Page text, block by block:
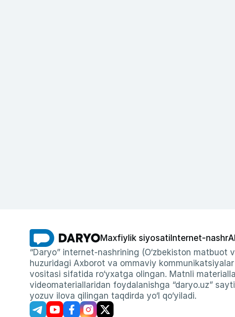
Maxfiylik siyosati Internet-nashr
“Daryo” internet-nashrining (O‘zbekiston matbuot
huzuridagi Axborot va ommaviy
vositasi sifatida ro‘yxatga olingan. Matnli
videomateriallaridan foydalanishga “daryo.uz”
yozuv ilova qilingan taqdirda yo‘l qo‘yiladi.